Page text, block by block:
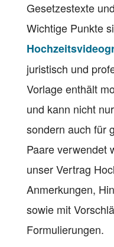
Gesetzestexte
Wichtige Punkte
juristisch und
Vorlage enthält
und kann nicht
sondern auch für
Paare verwendet
unser Vertrag
Anmerkungen,
sowie mit
Formulierungen.